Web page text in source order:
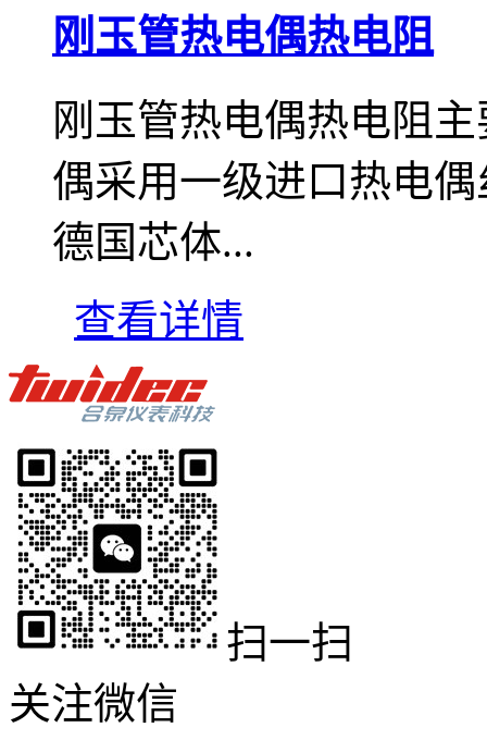
刚玉管热电偶热电阻
刚玉管热电偶热电阻
偶采用一级进口热电
德国芯体...
查看详情
扫一扫
关注微信